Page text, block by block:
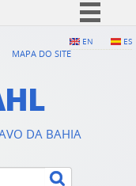
Participe
à informação
Legislação
Canais
EN ES
MAPA DO SITE
DA BAHIA